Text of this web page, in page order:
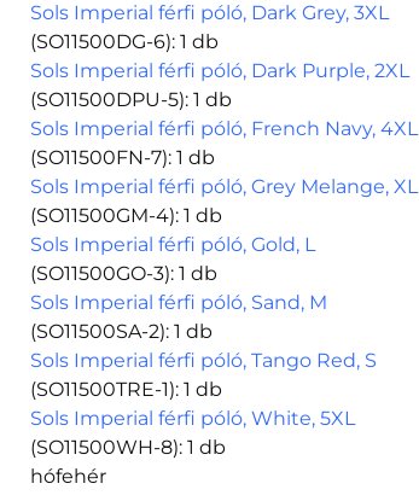
Sols Imperial férfi póló, Dark Grey, 3XL
(SO11500DG-6): 1 db
Sols Imperial férfi póló, Dark Purple, 2XL
(SO11500DPU-5): 1 db
Sols Imperial férfi póló, French Navy, 4XL
(SO11500FN-7): 1 db
Sols Imperial férfi póló, Grey Melange, XL
(SO11500GM-4): 1 db
Sols Imperial férfi póló, Gold, L
(SO11500GO-3): 1 db
Sols Imperial férfi póló, Sand, M
(SO11500SA-2): 1 db
Sols Imperial férfi póló, Tango Red, S
(SO11500TRE-1): 1 db
Sols Imperial férfi póló, White, 5XL
(SO11500WH-8): 1 db
hófehér